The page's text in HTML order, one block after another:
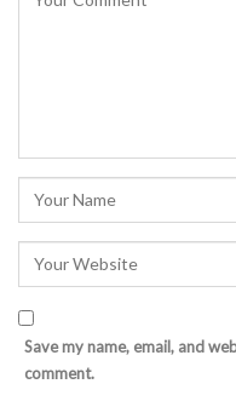
Save my name, email, and
comment.